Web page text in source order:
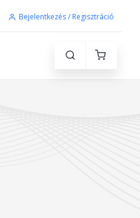
Bejelentkezés / Regisztráció